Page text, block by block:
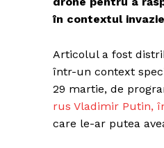
în contextul
Articolul a fost
într-un context
29 martie, de
rus Vladimir Putin,
care le-ar putea